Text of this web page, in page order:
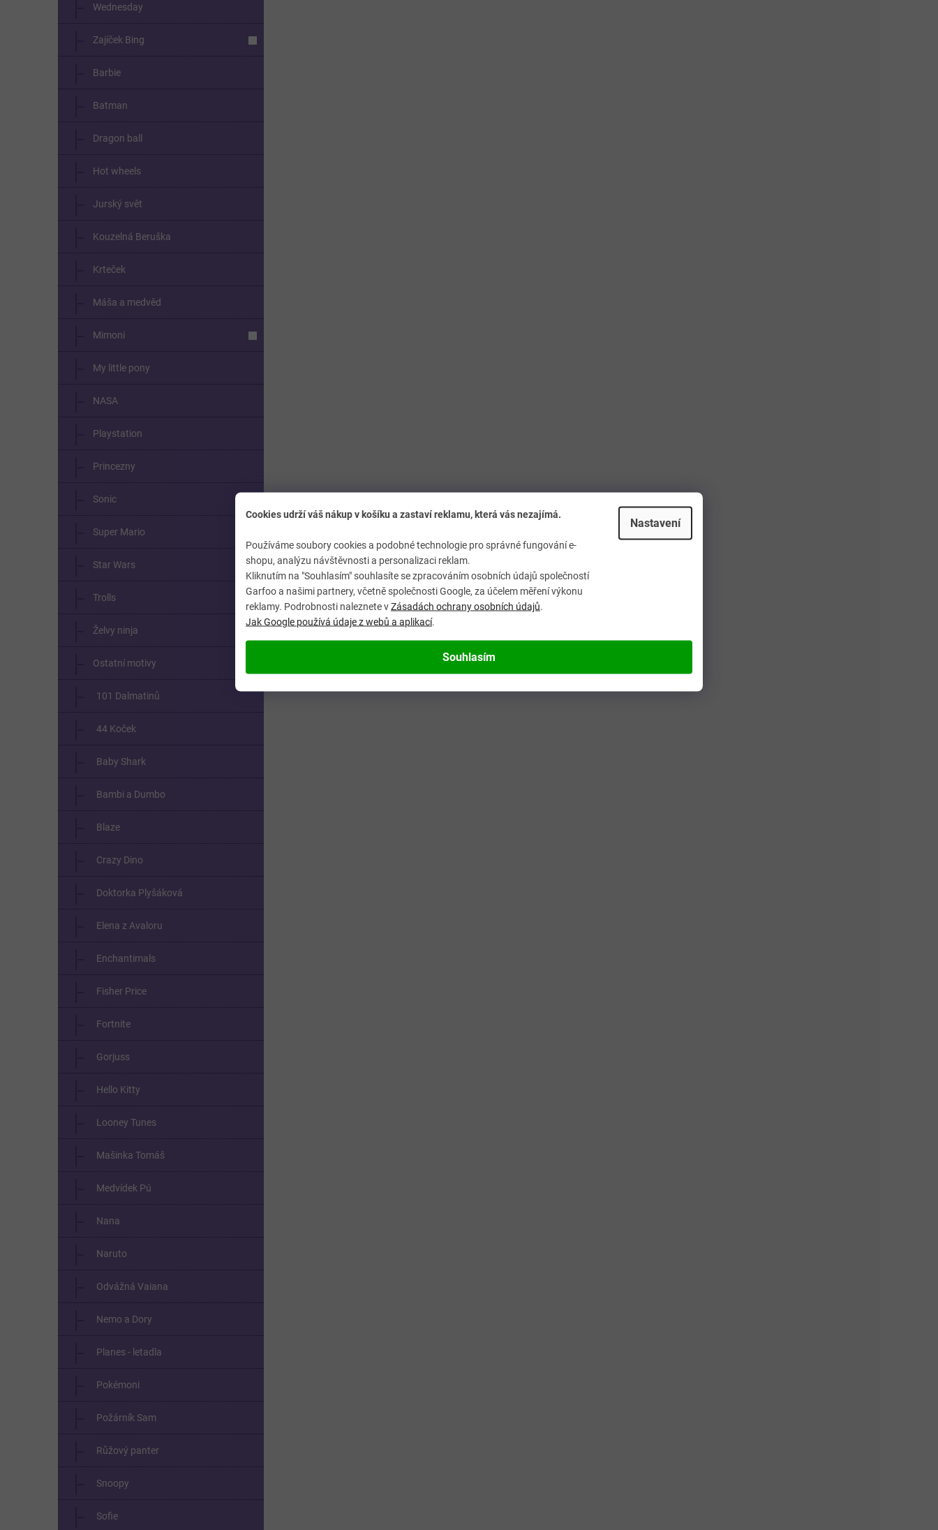
Cookies udrží váš nákup v košíku a zastaví reklamu, která vás nezajímá.
Používáme soubory cookies a podobné technologie pro správné fungování e-
shopu, analýzu návštěvnosti a personalizaci reklam.
Kliknutím na "Souhlasím" souhlasíte se zpracováním osobních údajů společností
Garfoo a našimi partnery, včetně společnosti Google, za účelem měření výkonu
reklamy. Podrobnosti naleznete vZásadách ochrany osobních údajů.
Jak Google používá údaje z webů a aplikací.
Nastavení
Souhlasím
Wednesday
Zajíček Bing
Barbie
Batman
Dragon ball
Hot wheels
Jurský svět
Kouzelná Beruška
Krteček
Máša a medvěd
Mimoni
My little pony
NASA
Playstation
Princezny
Sonic
Super Mario
Star Wars
Trolls
Želvy ninja
Ostatní motivy
101 Dalmatinů
44 Koček
Baby Shark
Bambi a Dumbo
Blaze
Crazy Dino
Doktorka Plyšáková
Elena z Avaloru
Enchantimals
Fisher Price
Fortnite
Gorjuss
Hello Kitty
Looney Tunes
Mašinka Tomáš
Medvídek Pú
Nana
Naruto
Odvážná Vaiana
Nemo a Dory
Planes - letadla
Pokémoni
Požárník Sam
Růžový panter
Snoopy
Sofie